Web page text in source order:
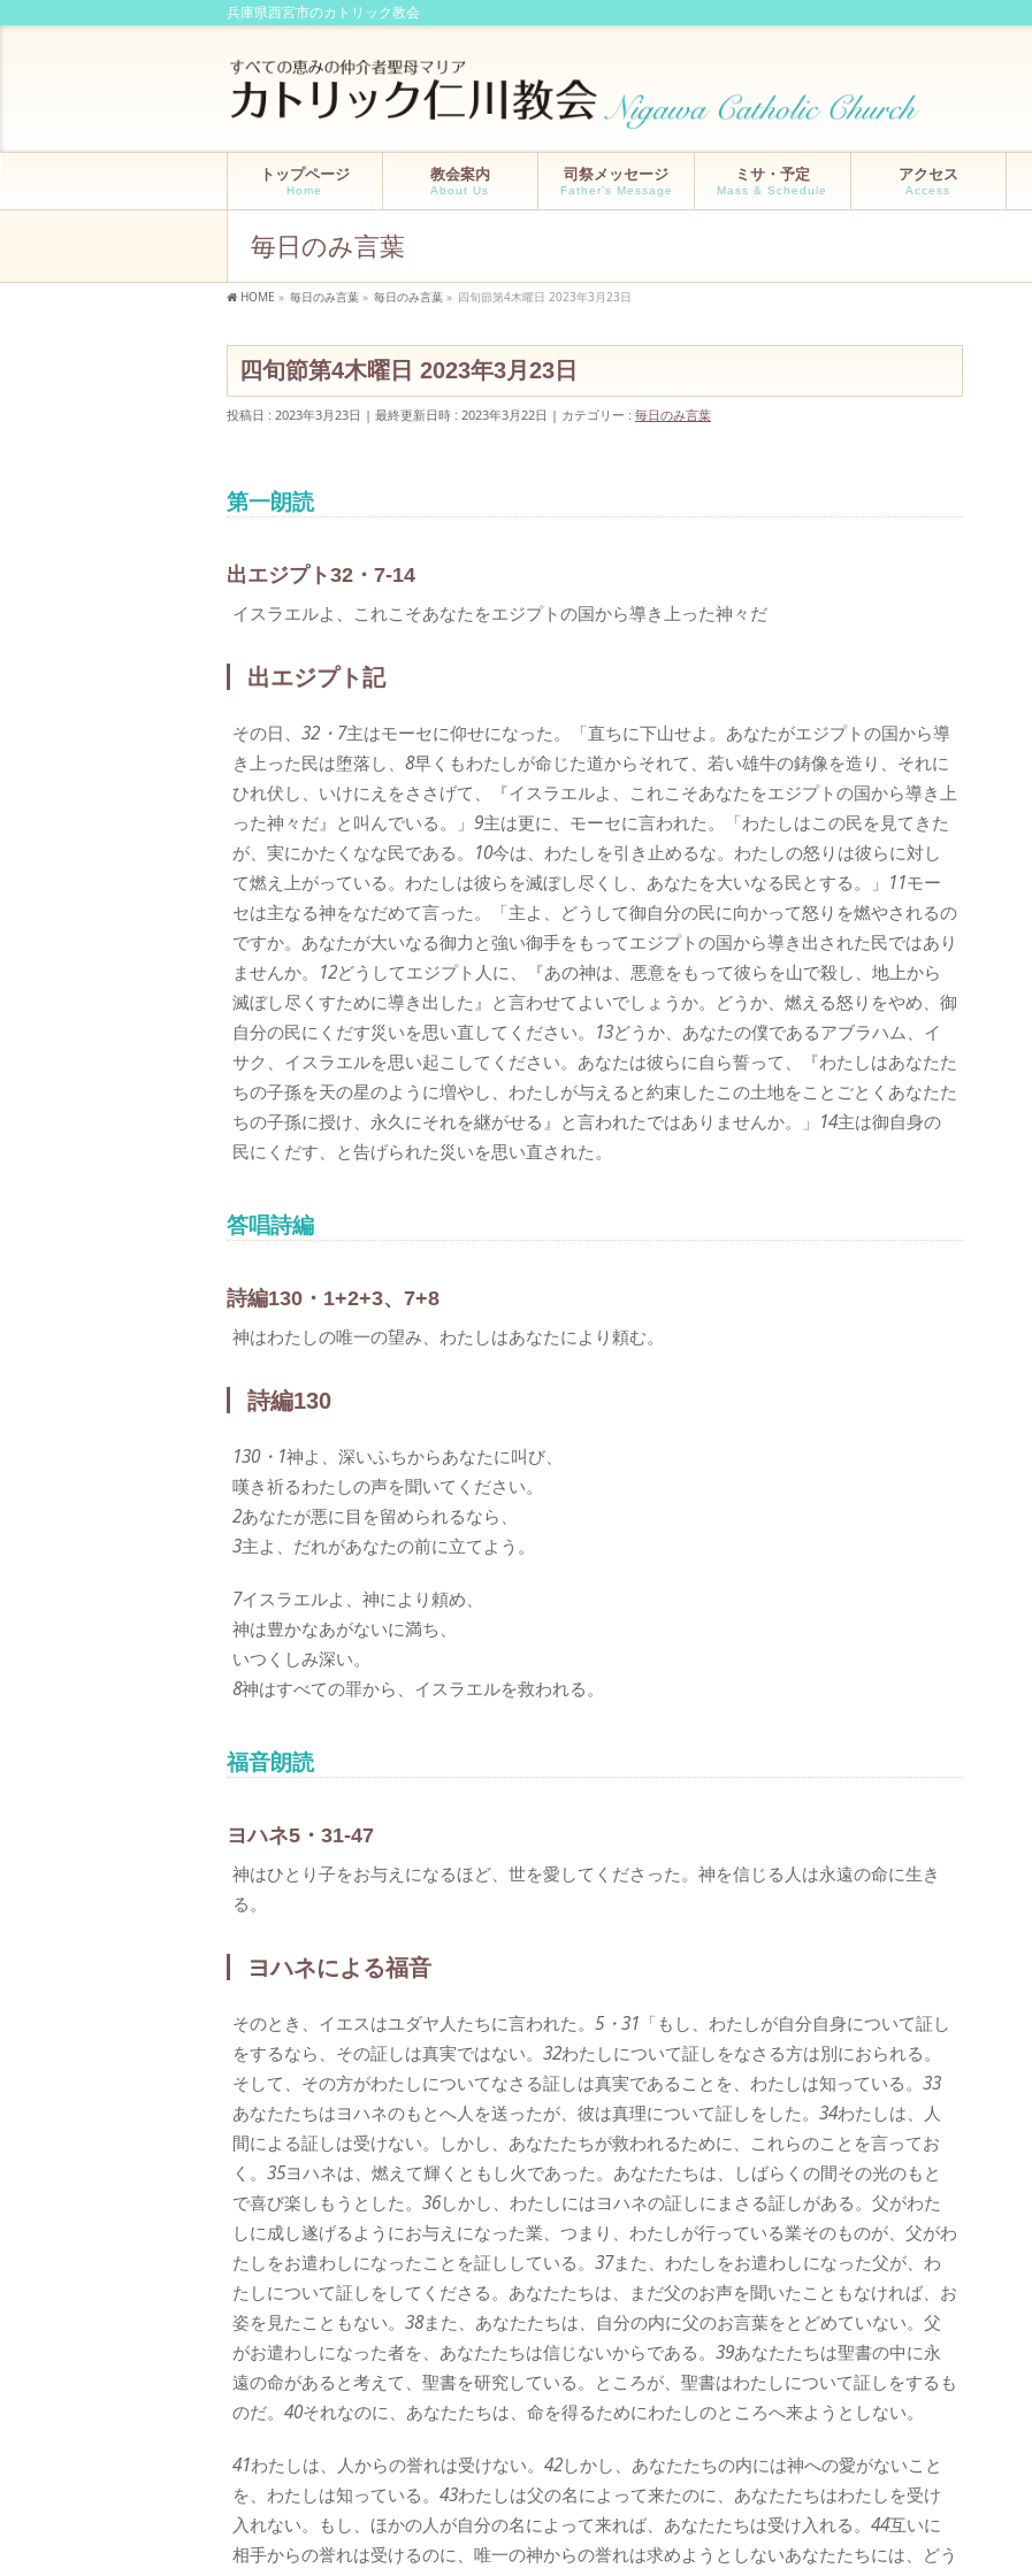
兵庫県西宮市のカトリック教会
トップページ
Home
教会案内
About Us
司祭メッセージ
Father’s Message
ミサ・予定
Mass & Schedule
アクセス
Access
毎日のみ言葉
HOME » 毎日のみ言葉 » 毎日のみ言葉 » 四旬節第4木曜日 2023年3月23日
四旬節第4木曜日 2023年3月23日
投稿日 : 2023年3月23日 最終更新日時 : 2023年3月22日 カテゴリー : 毎日のみ言葉
第一朗読
出エジプト32・7-14
イスラエルよ、これこそあなたをエジプトの国から導き上った神々だ
出エジプト記
その日、 32・7主はモーセに仰せになった。「直ちに下山せよ。あなたがエジプトの国から導
き上った民は堕落し、 8早くもわたしが命じた道からそれて、若い雄牛の鋳像を造り、それに
ひれ伏し、いけにえをささげて、『イスラエルよ、これこそあなたをエジプトの国から導き上
った神々だ』と叫んでいる。」 9主は更に、モーセに言われた。「わたしはこの民を見てきた
が、実にかたくなな民である。 10今は、わたしを引き止めるな。わたしの怒りは彼らに対し
て燃え上がっている。わたしは彼らを滅ぼし尽くし、あなたを大いなる民とする。」 11モー
セは主なる神をなだめて言った。「主よ、どうして御自分の民に向かって怒りを燃やされるの
ですか。あなたが大いなる御力と強い御手をもってエジプトの国から導き出された民ではあり
ませんか。 12どうしてエジプト人に、『あの神は、悪意をもって彼らを山で殺し、地上から
滅ぼし尽くすために導き出した』と言わせてよいでしょうか。どうか、燃える怒りをやめ、御
自分の民にくだす災いを思い直してください。 13どうか、あなたの僕であるアブラハム、イ
サク、イスラエルを思い起こしてください。あなたは彼らに自ら誓って、『わたしはあなたた
ちの子孫を天の星のように増やし、わたしが与えると約束したこの土地をことごとくあなたた
ちの子孫に授け、永久にそれを継がせる』と言われたではありませんか。」 14主は御自身の
民にくだす、と告げられた災いを思い直された。
答唱詩編
詩編130・1+2+3、7+8
神はわたしの唯一の望み、わたしはあなたにより頼む。
詩編130
130・1神よ、深いふちからあなたに叫び、
嘆き祈るわたしの声を聞いてください。
2あなたが悪に目を留められるなら、
3主よ、だれがあなたの前に立てよう。
7イスラエルよ、神により頼め、
神は豊かなあがないに満ち、
いつくしみ深い。
8神はすべての罪から、イスラエルを救われる。
福音朗読
ヨハネ5・31-47
神はひとり子をお与えになるほど、世を愛してくださった。神を信じる人は永遠の命に生き
る。
ヨハネによる福音
そのとき、イエスはユダヤ人たちに言われた。 5・31 「もし、わたしが自分自身について証し
をするなら、その証しは真実ではない。 32わたしについて証しをなさる方は別におられる。
そして、その方がわたしについてなさる証しは真実であることを、わたしは知っている。 33
あなたたちはヨハネのもとへ人を送ったが、彼は真理について証しをした。 34わたしは、人
間による証しは受けない。しかし、あなたたちが救われるために、これらのことを言ってお
く。 35ヨハネは、燃えて輝くともし火であった。あなたたちは、しばらくの間その光のもと
で喜び楽しもうとした。 36しかし、わたしにはヨハネの証しにまさる証しがある。父がわた
しに成し遂げるようにお与えになった業、つまり、わたしが行っている業そのものが、父がわ
たしをお遣わしになったことを証ししている。 37また、わたしをお遣わしになった父が、わ
たしについて証しをしてくださる。あなたたちは、まだ父のお声を聞いたこともなければ、お
姿を見たこともない。 38また、あなたたちは、自分の内に父のお言葉をとどめていない。父
がお遣わしになった者を、あなたたちは信じないからである。 39あなたたちは聖書の中に永
遠の命があると考えて、聖書を研究している。ところが、聖書はわたしについて証しをするも
のだ。 40それなのに、あなたたちは、命を得るためにわたしのところへ来ようとしない。
41わたしは、人からの誉れは受けない。 42しかし、あなたたちの内には神への愛がないこと
を、わたしは知っている。 43わたしは父の名によって来たのに、あなたたちはわたしを受け
入れない。もし、ほかの人が自分の名によって来れば、あなたたちは受け入れる。 44互いに
相手からの誉れは受けるのに、唯一の神からの誉れは求めようとしないあなたたちには、どう